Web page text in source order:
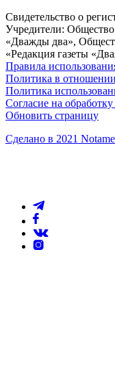
Свидетельство о
Учредители:
«Дважды два»,
«Редакция газеты
Правила
Политика в
Политика
Согласие на
Обновить страницу
Сделано в 2021